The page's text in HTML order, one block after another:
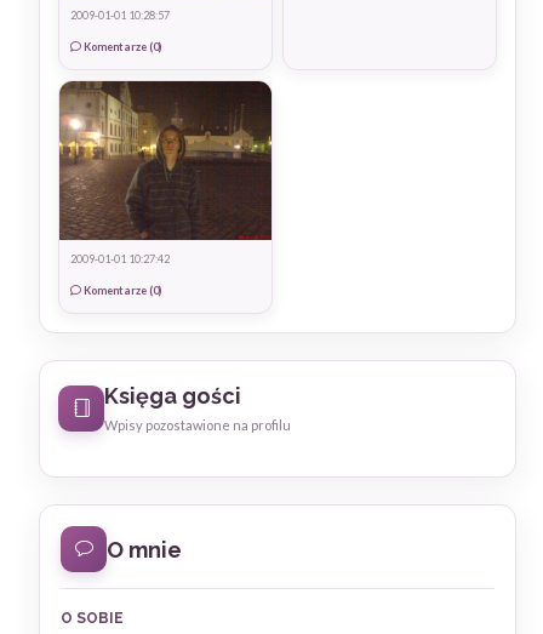
2009-01-01 10:28:57
Komentarze (0)
2009-01-01 10:27:42
Komentarze (0)
Księga gości
Wpisy pozostawione na profilu
O mnie
O SOBIE